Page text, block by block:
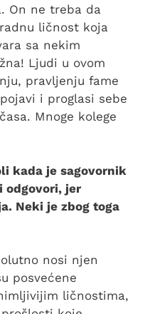
On ne treba da
ličnost koja
sa nekim
Ljudi u ovom
pravljenju fame
i proglasi sebe
Mnoge kolege
kada je sagovornik
odgovori, jer
Neki je zbog toga
nosi njen
posvećene
ličnostima,